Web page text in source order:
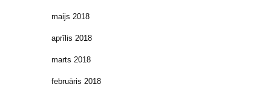
maijs 2018
aprīlis 2018
marts 2018
februāris 2018